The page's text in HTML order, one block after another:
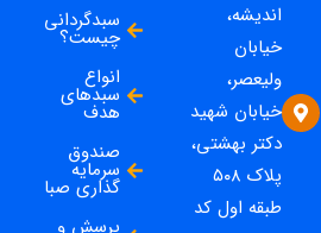
اندیشه،
خیابان
ولیعصر،
خیابان شهید
دکتر بهشتی،
پلاک ۵۰۸
طبقه اول کد
سبدگردانی
چیست؟
انواع
سبدهای
هدف
صندوق
سرمایه
گذاری صبا
پرسش و